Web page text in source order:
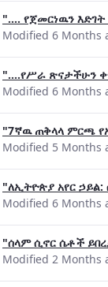
".... የጀመርነዉን
Modified 6 Months
"....የሥራ ጽናታችሁን
Modified 6 Months
"7ኛዉ ጠቅላላ ምርጫ
Modified 5 Months
"ለኢትዮጵያ አየር
Modified 6 Months
"ሰላም ሲኖር ሴቶች
Modified 2 Months